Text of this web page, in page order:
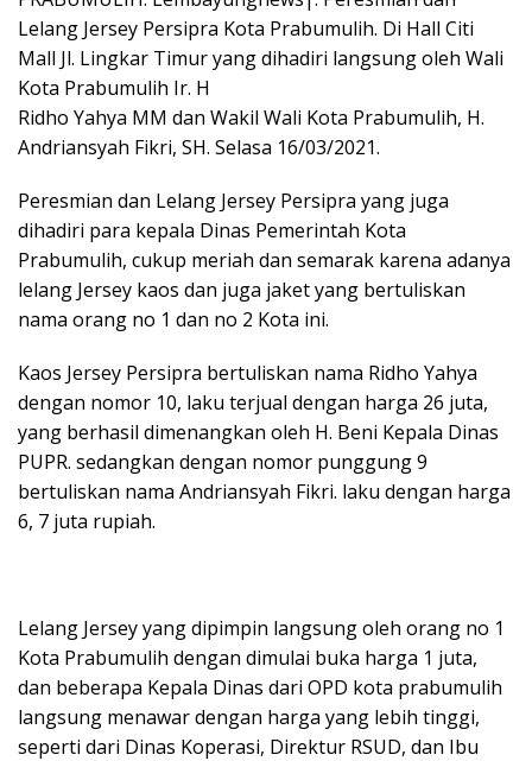
o
o
k
A
p
p
Li
n
k
er n
g
er
Lelang Jersey Persipra Kota Prabumulih. Di Hall Citi
Mall Jl. Lingkar Timur yang dihadiri langsung oleh Wali
Kota Prabumulih Ir. H
Ridho Yahya MM dan Wakil Wali Kota Prabumulih, H.
Andriansyah Fikri, SH. Selasa 16/03/2021.
Peresmian dan Lelang Jersey Persipra yang juga
dihadiri para kepala Dinas Pemerintah Kota
Prabumulih, cukup meriah dan semarak karena adanya
lelang Jersey kaos dan juga jaket yang bertuliskan
nama orang no 1 dan no 2 Kota ini.
Kaos Jersey Persipra bertuliskan nama Ridho Yahya
dengan nomor 10, laku terjual dengan harga 26 juta,
yang berhasil dimenangkan oleh H. Beni Kepala Dinas
PUPR. sedangkan dengan nomor punggung 9
bertuliskan nama Andriansyah Fikri. laku dengan harga
6, 7 juta rupiah.
Lelang Jersey yang dipimpin langsung oleh orang no 1
Kota Prabumulih dengan dimulai buka harga 1 juta,
dan beberapa Kepala Dinas dari OPD kota prabumulih
langsung menawar dengan harga yang lebih tinggi,
seperti dari Dinas Koperasi, Direktur RSUD, dan Ibu